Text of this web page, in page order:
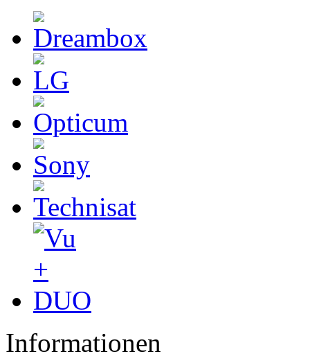
Informationen